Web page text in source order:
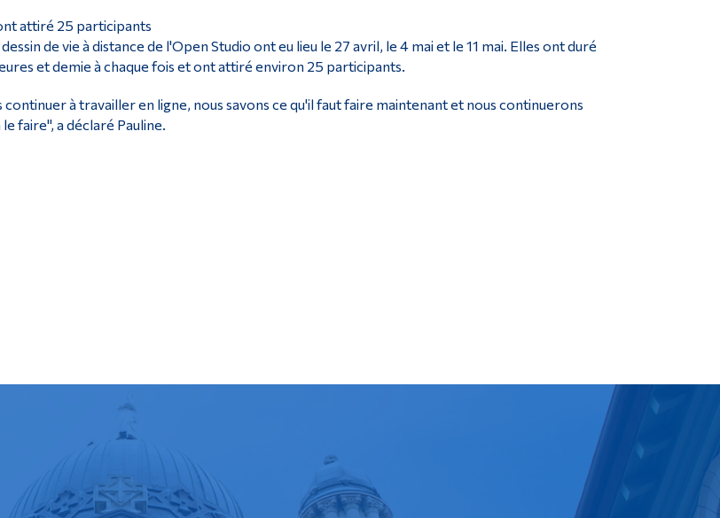
attiré 25 participants
de vie à distance de l'Open Studio ont eu lieu le 27 avril, le 4 mai et le 11 mai. Elles ont duré
et demie à chaque fois et ont attiré environ 25 participants.
continuer à travailler en ligne, nous savons ce qu'il faut faire maintenant et nous continuerons
faire", a déclaré Pauline.